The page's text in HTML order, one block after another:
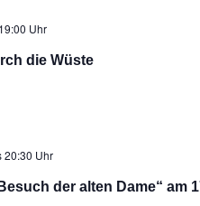
19:00 Uhr
die Wüste
20:30 Uhr
der alten Dame“ am